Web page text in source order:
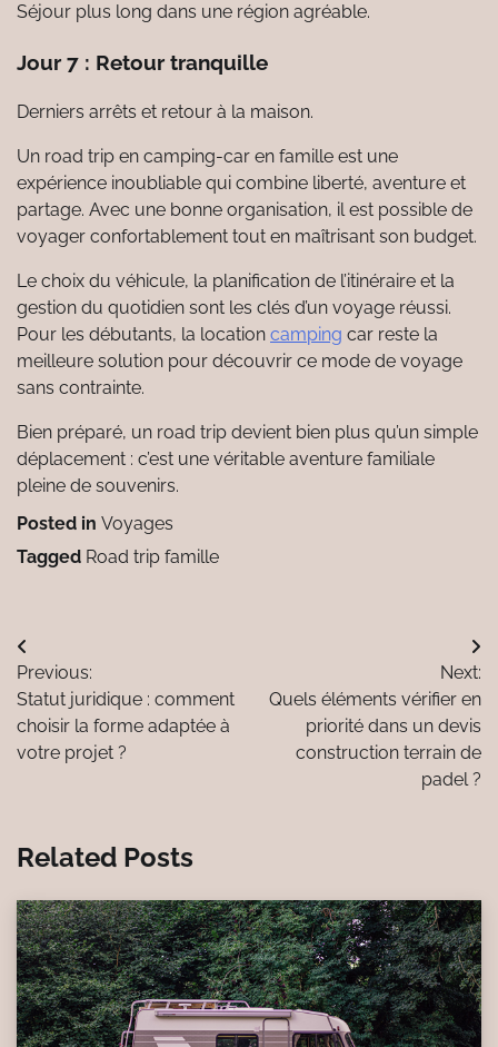
Séjour plus long dans une région agréable.
Jour 7 : Retour tranquille
Derniers arrêts et retour à la maison.
Un road trip en camping-car en famille est une
expérience inoubliable qui combine liberté, aventure et
partage. Avec une bonne organisation, il est possible de
voyager confortablement tout en maîtrisant son budget.
Le choix du véhicule, la planification de l’itinéraire et la
gestion du quotidien sont les clés d’un voyage réussi.
Pour les débutants, la location camping car reste la
meilleure solution pour découvrir ce mode de voyage
sans contrainte.
Bien préparé, un road trip devient bien plus qu’un simple
déplacement : c’est une véritable aventure familiale
pleine de souvenirs.
Posted in Voyages
Tagged Road trip famille
Navigation
de
l’article
Previous:
Statut juridique : comment
choisir la forme adaptée à
votre projet ?
Next:
Quels éléments vérifier en
priorité dans un devis
construction terrain de
padel ?
Related Posts